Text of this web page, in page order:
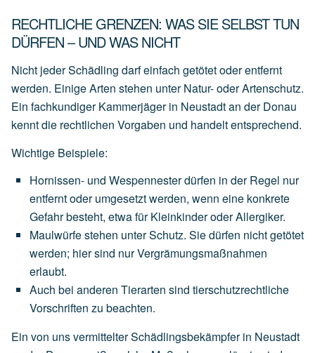
RECHTLICHE GRENZEN: WAS SIE SELBST TUN
DÜRFEN – UND WAS NICHT
Nicht jeder Schädling darf einfach getötet oder entfernt
werden. Einige Arten stehen unter Natur- oder Artenschutz.
Ein fachkundiger Kammerjäger in Neustadt an der Donau
kennt die rechtlichen Vorgaben und handelt entsprechend.
Wichtige Beispiele:
Hornissen- und Wespennesterdürfen in der Regel nur
entferntoder umgesetztwerden, wenn eine konkrete
Gefahrbesteht, etwafür KleinkinderoderAllergiker.
Maulwürfestehen unterSchutz. Siedürfen nichtgetötet
werden; hiersind nurVergrämungsmaßnahmen
erlaubt.
Auch bei anderen Tierarten sind tierschutzrechtliche
Vorschriften zu beachten.
Ein von uns vermittelter Schädlingsbekämpfer in Neustadt